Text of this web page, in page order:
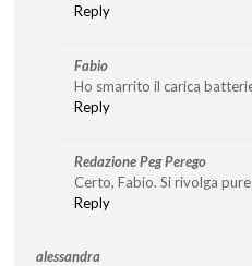
Reply
Fabio
Ho smarrito il carica
Reply
Redazione Peg Perego
Certo, Fabio. Si rivolga
Reply
alessandra